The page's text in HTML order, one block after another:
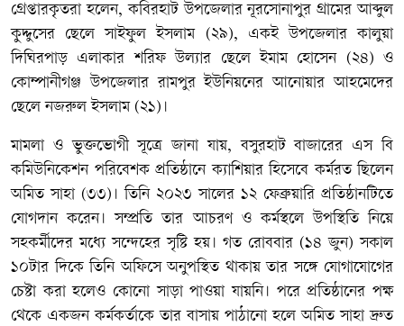
গ্রেপ্তারকৃতরা হলেন, কবিরহাট উপজেলার নূরসোনাপুর গ্রামের আব্দুল
কুদ্দুসের ছেলে সাইফুল ইসলাম (২৯), একই উপজেলার কালুয়া
দিঘিরপাড় এলাকার শরিফ উল্যার ছেলে ইমাম হোসেন (২৪) ও
কোম্পানীগঞ্জ উপজেলার রামপুর ইউনিয়নের আনোয়ার আহমেদের
ছেলে নজরুল ইসলাম (২১)।
মামলা ও ভুক্তভোগী সূত্রে জানা যায়, বসুরহাট বাজারের এস বি
কমিউনিকেশন পরিবেশক প্রতিষ্ঠানে ক্যাশিয়ার হিসেবে কর্মরত ছিলেন
অমিত সাহা (৩৩)। তিনি ২০২৩ সালের ১২ ফেব্রুয়ারি প্রতিষ্ঠানটিতে
যোগদান করেন। সম্প্রতি তার আচরণ ও কর্মস্থলে উপস্থিতি নিয়ে
সহকর্মীদের মধ্যে সন্দেহের সৃষ্টি হয়। গত রোববার (১৪ জুন) সকাল
১০টার দিকে তিনি অফিসে অনুপস্থিত থাকায় তার সঙ্গে যোগাযোগের
চেষ্টা করা হলেও কোনো সাড়া পাওয়া যায়নি। পরে প্রতিষ্ঠানের পক্ষ
থেকে একজন কর্মকর্তাকে তার বাসায় পাঠানো হলে অমিত সাহা দ্রুত